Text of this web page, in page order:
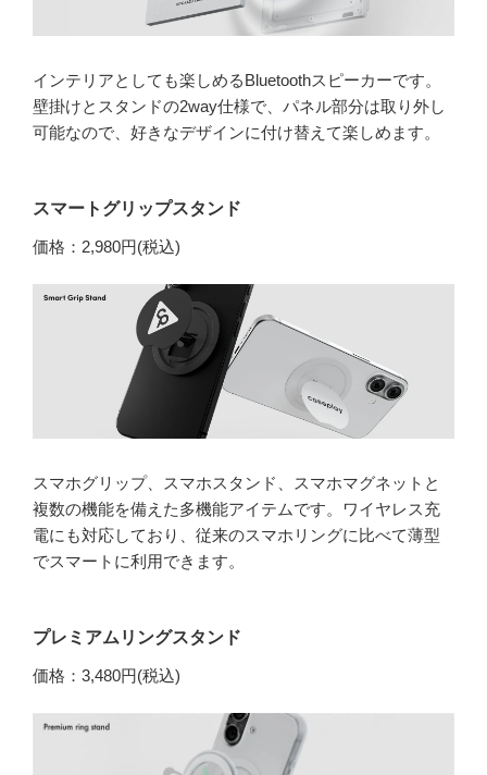
インテリアとしても楽しめるBluetoothスピーカーです。
壁掛けとスタンドの2way仕様で、パネル部分は取り外し
可能なので、好きなデザインに付け替えて楽しめます。
スマートグリップスタンド
価格：2,980円(税込)
スマホグリップ、スマホスタンド、スマホマグネットと
複数の機能を備えた多機能アイテムです。ワイヤレス充
電にも対応しており、従来のスマホリングに比べて薄型
でスマートに利用できます。
プレミアムリングスタンド
価格：3,480円(税込)